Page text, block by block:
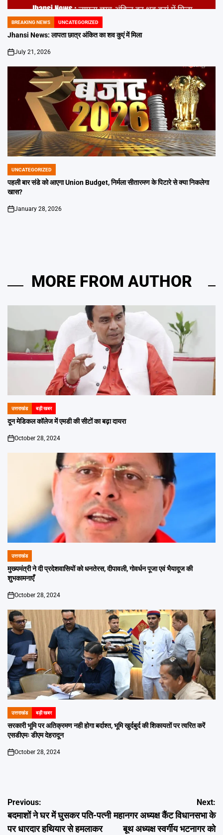
POSTED
IN
BREAKING NEWS UNCATEGORIZED
Jhansi News: लापता छात्र अंकित का शव कुएं में मिला
on
July 21, 2026
POSTED
IN
UNCATEGORIZED
पहली बार संडे को आएगा Union Budget, निर्मला सीतारमण के पिटारे से क्या निकलेगा
खास?
on
January 28, 2026
MORE FROM AUTHOR
POSTED
IN
उत्तराखंड बड़ी खबर
दून मेडिकल कॉलेज में एमडी की सीटों का बढ़ा दायरा
on
October 28, 2024
POSTED
IN
उत्तराखंड
मुख्यमंत्री ने दी प्रदेशवासियों को धनतेरस, दीपावली, गोवर्धन पूजा एवं भैयादूज की
शुभकामनाएँ
on
October 28, 2024
POSTED
IN
उत्तराखंड बड़ी खबर
सरकारी भूमि पर अतिक्रमण नही होगा बर्दाश्त, भूमि खुर्दबुर्द की शिकायतों पर त्वरित करें
एसडीएमः डीएम देहरादून
on
October 28, 2024
Post
navigation
Previous:
बदमाशों ने घर में घुसकर पति-पत्नी
पर धारदार हथियार से हमलाकर
Next:
महानगर अध्यक्ष कैंट विधानसभा के
बूथ अध्यक्ष स्वर्गीय भटनागर को